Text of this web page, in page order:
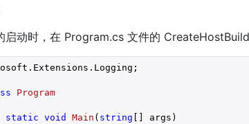
启动时，在 Program.cs 文件的
Program
static void Main ( string [] args )